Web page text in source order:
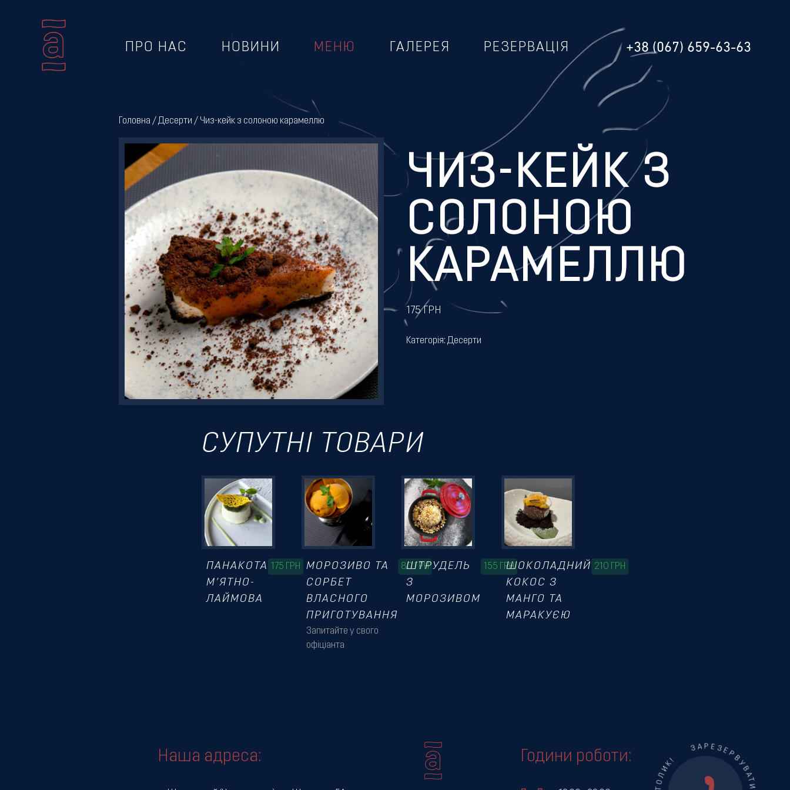
Резервація
ПРО НАС НОВИНИ МЕНЮ ГАЛЕРЕЯ РЕЗЕРВАЦІЯ +38 (067) 659-63-63
Головна / Десерти / Чиз-кейк з солоною карамеллю
ЧИЗ-КЕЙК З
СОЛОНОЮ
КАРАМЕЛЛЮ
175ГРН
Категорія: Десерти
СУПУТНІ ТОВАРИ
ПАНАКОТА
М’ЯТНО-
ЛАЙМОВА
175 ГРН
Запитайте у свого
офіціанта
МОРОЗИВО ТА
СОРБЕТ
ВЛАСНОГО
ПРИГОТУВАННЯ
80ГРН
ШТРУДЕЛЬ
З
МОРОЗИВОМ
155 ГРН
ШОКОЛАДНИЙ
КОКОС З
МАНГО ТА
МАРАКУЄЮ
210 ГРН
Наша адреса: Години роботи: